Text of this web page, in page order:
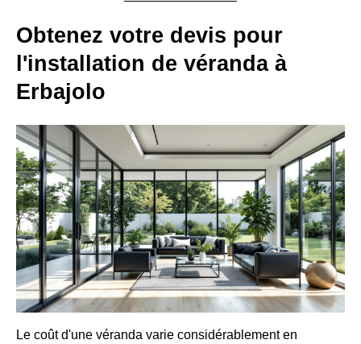
Obtenez votre devis pour
l'installation de véranda à
Erbajolo
Le coût d'une véranda varie considérablement en